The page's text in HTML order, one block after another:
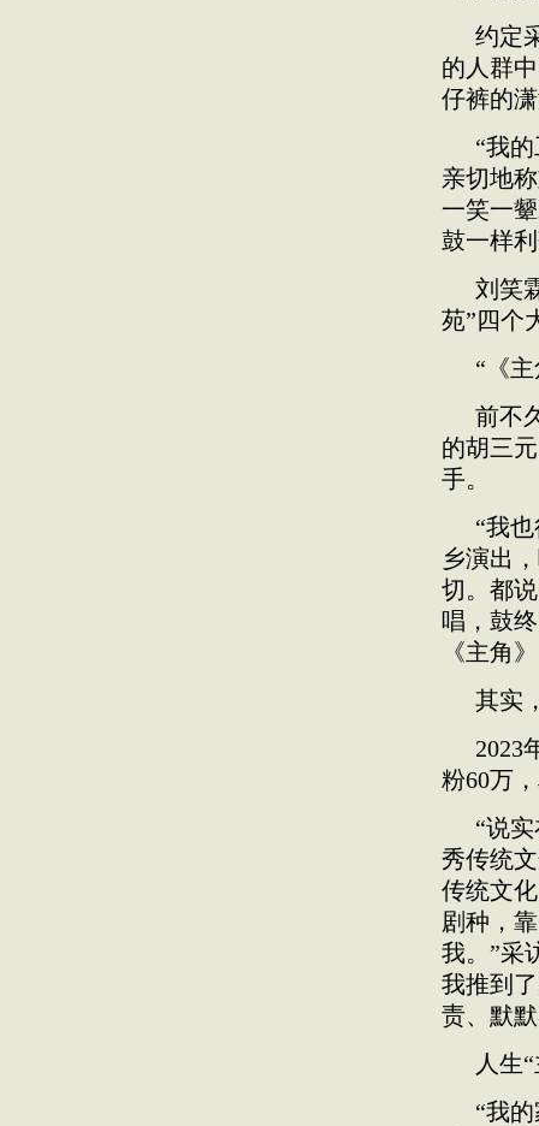
约定
的人群
仔裤的
“我
亲切地
一笑一
鼓一样
刘笑
苑”四个
“《
前不
的胡三
手。
“我
乡演出
切。都
唱，鼓
《主角
其实
2023
粉60万
“说
秀传统
传统文
剧种，
我。”采
我推到
责、默
人生
“我